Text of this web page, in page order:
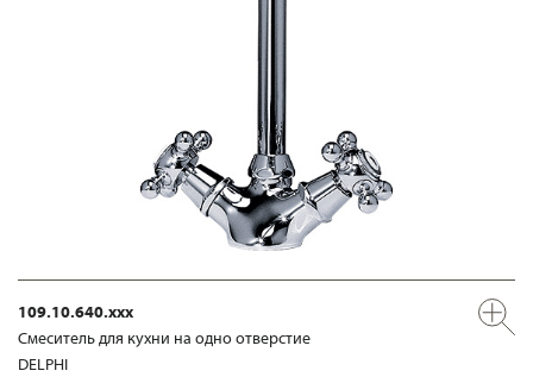
109.10.640.xxx
Смеситель для кухни на одно отверстие
DELPHI